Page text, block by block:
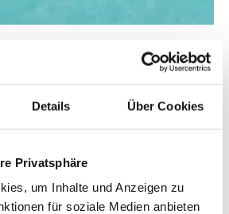
Details Über Cookies
Privatsphäre
um Inhalte und Anzeigen zu
für soziale Medien anbieten
Autor: